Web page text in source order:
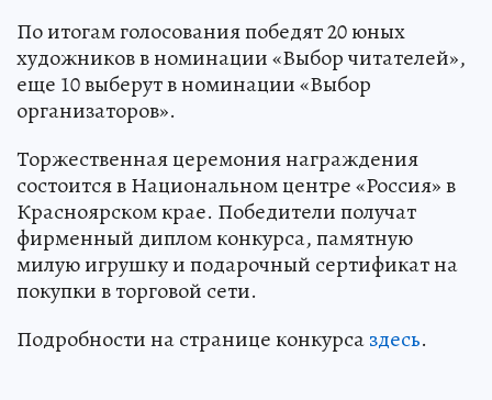
По итогам голосования победят 20 юных
художников в номинации «Выбор читателей»,
еще 10 выберут в номинации «Выбор
организаторов».
Торжественная церемония награждения
состоится в Национальном центре «Россия» в
Красноярском крае. Победители получат
фирменный диплом конкурса, памятную
милую игрушку и подарочный сертификат на
покупки в торговой сети.
Подробности на странице конкурсаздесь.